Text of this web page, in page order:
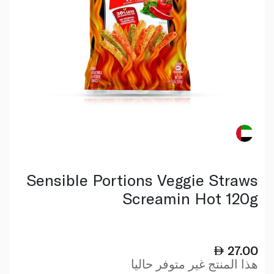
Sensible Portions Veggie Straws
Screamin Hot 120g
27.00
هذا المنتج غير متوفر حاليا